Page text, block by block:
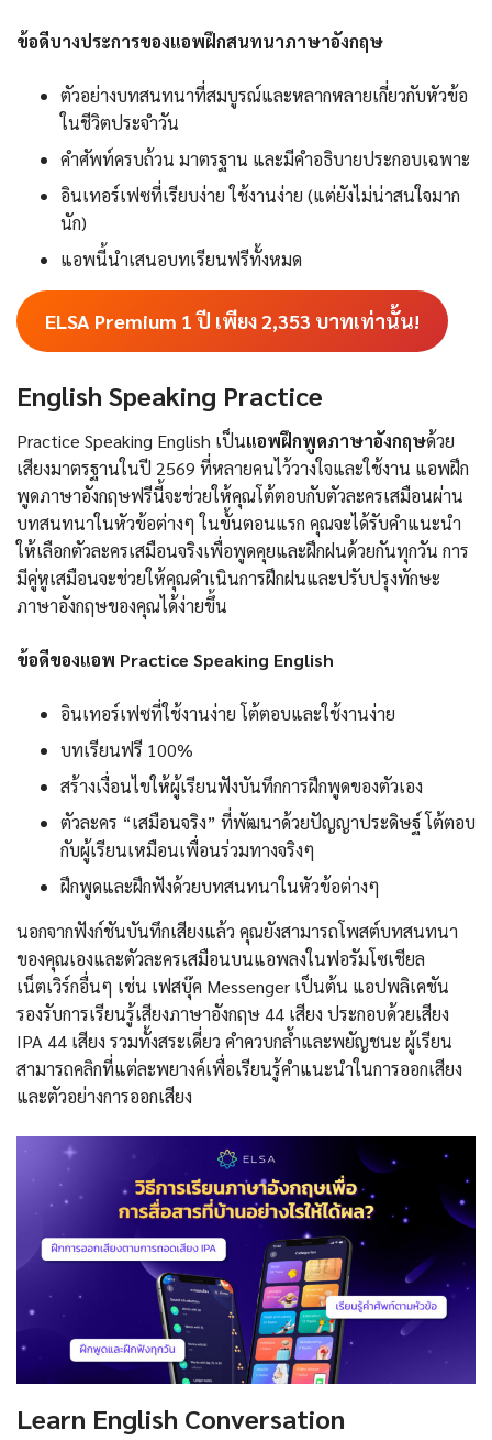
ข้อดีบางประการของแอพฝึกสนทนาภาษาอังกฤษ
ตัวอย่างบทสนทนาที่สมบูรณ์และหลากหลายเกี่ยวกับหัวข้อ
ในชีวิตประจำวัน
คำศัพท์ครบถ้วน มาตรฐาน และมีคำอธิบายประกอบเฉพาะ
อินเทอร์เฟซที่เรียบง่าย ใช้งานง่าย (แต่ยังไม่น่าสนใจมาก
นัก)
แอพนี้นำเสนอบทเรียนฟรีทั้งหมด
ELSA Premium 1 ปี เพียง2,353 บาทเท่านั้น!
English Speaking Practice
Practice Speaking English เป็นแอพฝึกพูดภาษาอังกฤษด้วย
เสียงมาตรฐานในปี 2569 ที่หลายคนไว้วางใจและใช้งาน แอพฝึก
พูดภาษาอังกฤษฟรีนี้จะช่วยให้คุณโต้ตอบกับตัวละครเสมือนผ่าน
บทสนทนาในหัวข้อต่างๆ ในขั้นตอนแรก คุณจะได้รับคำแนะนำ
ให้เลือกตัวละครเสมือนจริงเพื่อพูดคุยและฝึกฝนด้วยกันทุกวัน การ
มีคู่หูเสมือนจะช่วยให้คุณดำเนินการฝึกฝนและปรับปรุงทักษะ
ภาษาอังกฤษของคุณได้ง่ายขึ้น
ข้อดีของแอพ Practice Speaking English
อินเทอร์เฟซที่ใช้งานง่าย โต้ตอบและใช้งานง่าย
บทเรียนฟรี 100%
สร้างเงื่อนไขให้ผู้เรียนฟังบันทึกการฝึกพูดของตัวเอง
ตัวละคร “เสมือนจริง” ที่พัฒนาด้วยปัญญาประดิษฐ์ โต้ตอบ
กับผู้เรียนเหมือนเพื่อนร่วมทางจริงๆ
ฝึกพูดและฝึกฟังด้วยบทสนทนาในหัวข้อต่างๆ
นอกจากฟังก์ชันบันทึกเสียงแล้ว คุณยังสามารถโพสต์บทสนทนา
ของคุณเองและตัวละครเสมือนบนแอพลงในฟอรัมโซเชียล
เน็ตเวิร์กอื่นๆ เช่น เฟสบุ๊ค Messenger เป็นต้น แอปพลิเคชัน
รองรับการเรียนรู้เสียงภาษาอังกฤษ 44 เสียง ประกอบด้วยเสียง
IPA 44 เสียง รวมทั้งสระเดี่ยว คำควบกล้ำและพยัญชนะ ผู้เรียน
สามารถคลิกที่แต่ละพยางค์เพื่อเรียนรู้คำแนะนำในการออกเสียง
และตัวอย่างการออกเสียง
Learn English Conversation